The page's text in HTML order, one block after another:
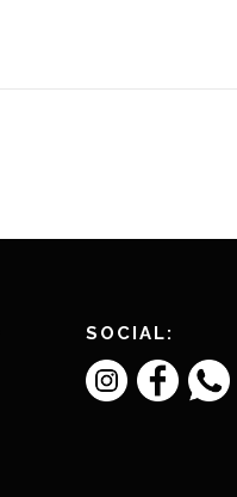
SOCIAL: